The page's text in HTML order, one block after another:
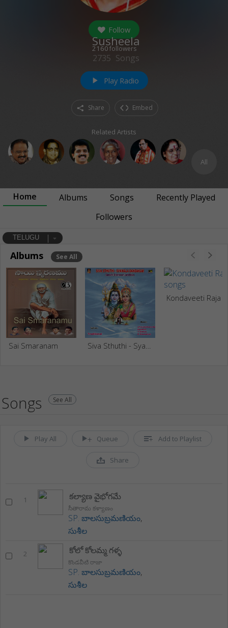
Follow
2160followers
Susheela
2735 Songs
play_arrow Play Radio
Share Embed
Related Artists
All
Home Albums Songs
Recently Played
Followers
TELUGU
Albums See All
Sai Smaranam Siva Sthuthi - Syamala Dandakam
Kondaveeti Raja
Songs See All
Play All Queue Add to Playlist
Share
1 కల్యాణ వైభోగమే
సీతారామ కళ్యాణం
SP. బాలసుబ్రమణియం,
సుశీల
2 కోలో కోలమ్మ గళ్ళ
కొండవీటి రాజా
SP. బాలసుబ్రమణియం,
సుశీల